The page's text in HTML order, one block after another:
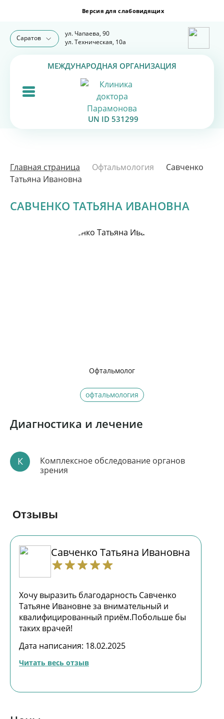
Саратов
ул. Чапаева, 90
ул. Техническая, 10а
МЕЖДУНАРОДНАЯ ОРГАНИЗАЦИЯ
UN ID 531299
Главная страница Офтальмология
Савченко
Татьяна Ивановна
САВЧЕНКО ТАТЬЯНА ИВАНОВНА
Офтальмолог
офтальмология
Диагностика и лечение
К
Комплексное обследование органов
зрения
Отзывы
Савченко Татьяна Ивановна
Хочу выразить благодарность Савченко
Татьяне Ивановне за внимательный и
квалифицированный приём.Побольше бы
таких врачей!
Дата написания: 18.02.2025
Читать весь отзыв